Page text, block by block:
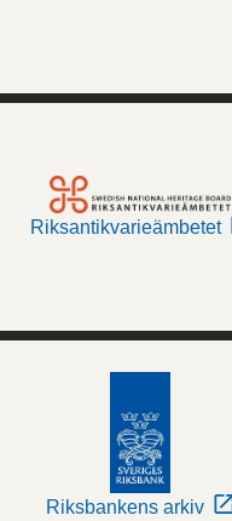
Riksantikvarieämbetet
Riksbankens arkiv